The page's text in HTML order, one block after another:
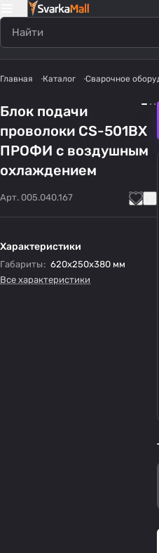
Главная Каталог Сварочное
Блок подачи
проволоки CS-501BX
ПРОФИ с воздушным
охлаждением
Арт. 005.040.167
Характеристики
Габариты: 620х250х380 мм
Все характеристики